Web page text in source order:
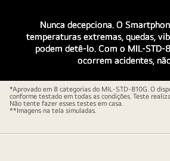
smartphone
Nunca decepciona. O
temperaturas extremas, quedas,
podem detê-lo. Com o MIL-STD-
ocorrem acidentes,
*Aprovado em 8 categorias do MIL-STD-810G. O
conforme testado em todas as condições. Teste
Não tente fazer esses testes em casa.
**Imagens na tela simuladas.